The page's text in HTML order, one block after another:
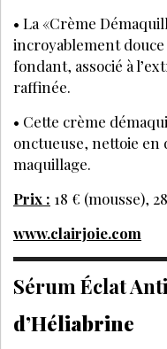
• La «Crème
incroyablement
fondant, associé à
raffinée.
• Cette crème
onctueuse, nettoie en
maquillage.
Prix : 18 € (mousse),
www.clairjoie.com
Sérum Éclat
d’Héliabrine